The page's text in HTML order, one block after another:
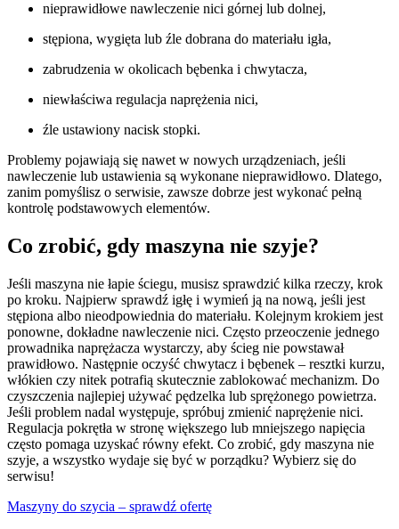
nieprawidłowe nawleczenie nici górnej lub dolnej,
stępiona, wygięta lub źle dobrana do materiału igła,
zabrudzenia w okolicach bębenka i chwytacza,
niewłaściwa regulacja naprężenia nici,
źle ustawiony nacisk stopki.
Problemy pojawiają się nawet w nowych urządzeniach, jeśli
nawleczenie lub ustawienia są wykonane nieprawidłowo. Dlatego,
zanim pomyślisz o serwisie, zawsze dobrze jest wykonać pełną
kontrolę podstawowych elementów.
Co zrobić, gdy maszyna nie szyje?
Jeśli maszyna nie łapie ściegu, musisz sprawdzić kilka rzeczy, krok
po kroku. Najpierw sprawdź igłę i wymień ją na nową, jeśli jest
stępiona albo nieodpowiednia do materiału. Kolejnym krokiem jest
ponowne, dokładne nawleczenie nici. Często przeoczenie jednego
prowadnika naprężacza wystarczy, aby ścieg nie powstawał
prawidłowo. Następnie oczyść chwytacz i bębenek – resztki kurzu,
włókien czy nitek potrafią skutecznie zablokować mechanizm. Do
czyszczenia najlepiej używać pędzelka lub sprężonego powietrza.
Jeśli problem nadal występuje, spróbuj zmienić naprężenie nici.
Regulacja pokrętła w stronę większego lub mniejszego napięcia
często pomaga uzyskać równy efekt. Co zrobić, gdy maszyna nie
szyje, a wszystko wydaje się być w porządku? Wybierz się do
serwisu!
Maszyny do szycia – sprawdź ofertę